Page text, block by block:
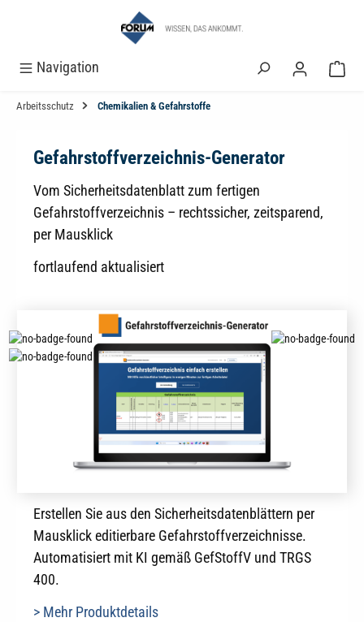
Navigation
Arbeitsschutz Chemikalien & Gefahrstoffe
Gefahrstoffverzeichnis-Generator
Vom Sicherheitsdatenblatt zum fertigen
Gefahrstoffverzeichnis – rechtssicher, zeitsparend,
per Mausklick
fortlaufend aktualisiert
Erstellen Sie aus den Sicherheitsdatenblättern per
Mausklick editierbare Gefahrstoffverzeichnisse.
Automatisiert mit KI gemäß GefStoffV und TRGS
400.
> Mehr Produktdetails